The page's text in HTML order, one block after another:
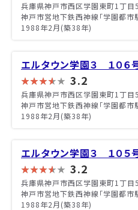
兵庫県神戸市西区学園東町1丁目
神戸市営地下鉄西神線「学園都市
1988年2月(築38年)
エルタウン学園３ １０６
3.2
兵庫県神戸市西区学園東町1丁目
神戸市営地下鉄西神線「学園都市
1988年2月(築38年)
エルタウン学園３ １０５
3.2
兵庫県神戸市西区学園東町1丁目
神戸市営地下鉄西神線「学園都市
1988年2月(築38年)